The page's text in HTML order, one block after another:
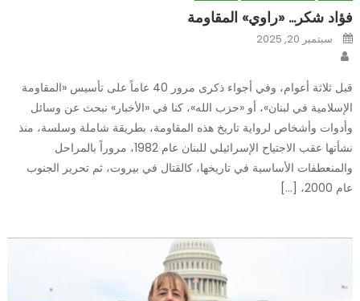
فؤاد شكر… «راوي» المقاومة
Posted
onسبتمبر 20, 2025
قبل ثلاثة أعوام، وفي أجواء ذكرى مرور 40 عاماً على تأسيس «المقاومة
الإسلامية في لبنان»، أو «حزب الله»، كنا في «الأخبار» نبحث عن وسائل
وأدوات وأشخاص لرواية تاريخ هذه المقاومة، بطريقة شاملة وسلسة، منذ
نشأتها عقب الاجتياح الإسرائيلي للبنان عام 1982، مروراً بالمراحل
والمنعطفات الأساسية في تاريخها، كالقتال في بيروت، ثم تحرير الجنوب
عام 2000، […]